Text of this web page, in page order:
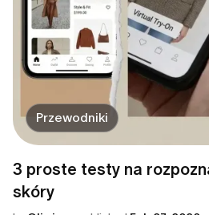
Przewodniki
3 proste testy na
skóry